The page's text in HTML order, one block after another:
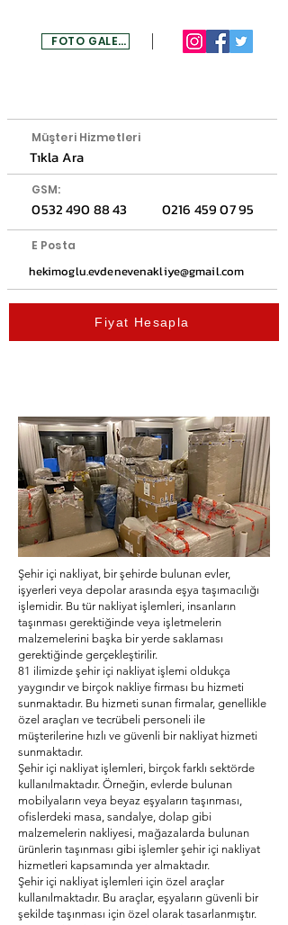
Fiyat Hesapla
GSM:
E Posta
0532 490 88 43
hekimoglu.evdenevenakliye@gmail.com
Müşteri Hizmetleri
Tıkla Ara
FOTO GALERİ
0216 459 07 95
Şehir içi nakliyat, bir şehirde bulunan evler,
işyerleri veya depolar arasında eşya taşımacılığı
işlemidir. Bu tür nakliyat işlemleri, insanların
taşınması gerektiğinde veya işletmelerin
malzemelerini başka bir yerde saklaması
gerektiğinde gerçekleştirilir.
81 ilimizde şehir içi nakliyat işlemi oldukça
yaygındır ve birçok nakliye firması bu hizmeti
sunmaktadır. Bu hizmeti sunan firmalar, genellikle
özel araçları ve tecrübeli personeli ile
müşterilerine hızlı ve güvenli bir nakliyat hizmeti
sunmaktadır.
Şehir içi nakliyat işlemleri, birçok farklı sektörde
kullanılmaktadır. Örneğin, evlerde bulunan
mobilyaların veya beyaz eşyaların taşınması,
ofislerdeki masa, sandalye, dolap gibi
malzemelerin nakliyesi, mağazalarda bulunan
ürünlerin taşınması gibi işlemler şehir içi nakliyat
hizmetleri kapsamında yer almaktadır.
Şehir içi nakliyat işlemleri için özel araçlar
kullanılmaktadır. Bu araçlar, eşyaların güvenli bir
şekilde taşınması için özel olarak tasarlanmıştır.